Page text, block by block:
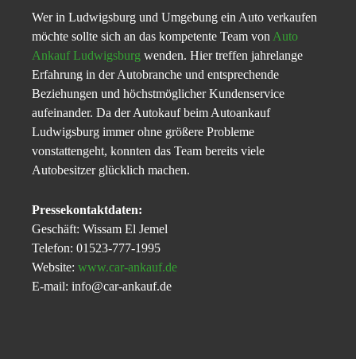
Wer in Ludwigsburg und Umgebung ein Auto verkaufen
möchte sollte sich an das kompetente Team von Auto
Ankauf Ludwigsburg wenden. Hier treffen jahrelange
Erfahrung in der Autobranche und entsprechende
Beziehungen und höchstmöglicher Kundenservice
aufeinander. Da der Autokauf beim Autoankauf
Ludwigsburg immer ohne größere Probleme
vonstattengeht, konnten das Team bereits viele
Autobesitzer glücklich machen.
Pressekontaktdaten:
Geschäft: Wissam El Jemel
Telefon: 01523-777-1995
Website: www.car-ankauf.de
E-mail: info@car-ankauf.de